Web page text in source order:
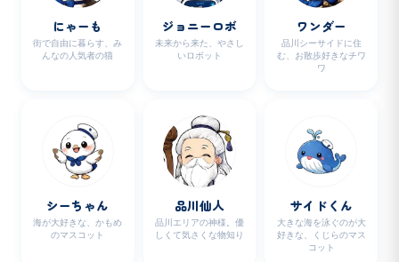
にゃーも
街で自由に暮らす、み
んなの人気者の猫
ジョニーロボ
未来から来た、やさし
いロボット
ワンダー
品川シーサイドに住
む、お散歩好きなチワ
ワ
シーちゃん
海が大好きな、かもめ
のマスコット
品川仙人
品川エリアの神様。優
しくて気さくな物知り
サイドくん
大きな海を泳ぐのが大
好きな、くじらのマス
コット